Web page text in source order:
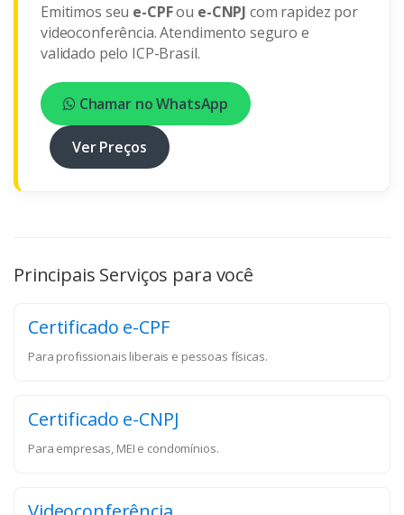
Emitimos seu e-CPFou e-CNPJ com rapidez por
videoconferência. Atendimento seguro e
validado pelo ICP-Brasil.
Chamar no WhatsApp
Ver Preços
Principais Serviços para você
Certificado e-CPF
Para profissionais liberais e pessoas físicas.
Certificado e-CNPJ
Para empresas, MEI e condomínios.